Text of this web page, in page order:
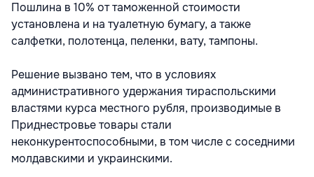
Пошлина в 10% от таможенной стоимости
установлена и на туалетную бумагу, а также
салфетки, полотенца, пеленки, вату, тампоны.
Решение вызвано тем, что в условиях
административного удержания тираспольскими
властями курса местного рубля, производимые в
Приднестровье товары стали
неконкурентоспособными, в том числе с соседними
молдавскими и украинскими.